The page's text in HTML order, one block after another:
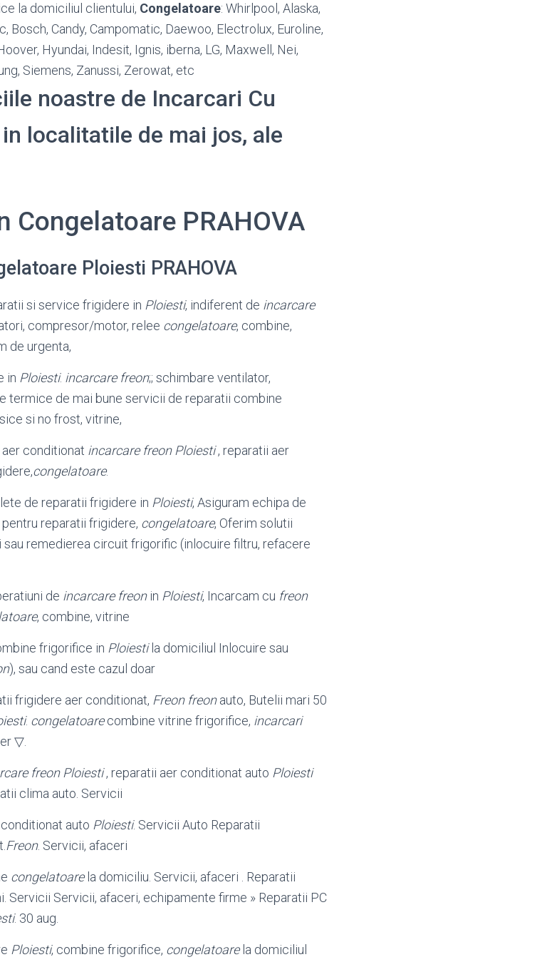
la domiciliul clientului, Congelatoare: Whirlpool, Alaska,
Bosch, Candy, Campomatic, Daewoo, Electrolux, Euroline,
Hyundai, Indesit, Ignis, iberna, LG, Maxwell, Nei,
Siemens, Zanussi, Zerowat, etc
noastre de Incarcari Cu
localitatile de mai jos, ale
Congelatoare PRAHOVA
Ploiesti PRAHOVA
si service frigidere in Ploiesti, indiferent de incarcare
compresor/motor, relee congelatoare, combine,
de urgenta,
in Ploiesti. incarcare freon;; schimbare ventilator,
termice de mai bune servicii de reparatii combine
si no frost, vitrine,
conditionat incarcare freon Ploiesti, reparatii aer
congelatoare.
de reparatii frigidere in Ploiesti, Asiguram echipa de
reparatii frigidere, congelatoare, Oferim solutii
sau remedierea circuit frigorific (inlocuire filtru, refacere
de incarcare freonin Ploiesti, Incarcam cu freon
, combine, vitrine
frigorifice in Ploiestila domiciliul Inlocuire sau
), sau cand este cazul doar
frigidere aer conditionat, Freon freonauto, Butelii mari 50
. congelatoarecombine vitrine frigorifice, incarcari
▽.
freon Ploiesti, reparatii aer conditionat auto Ploiesti
clima auto. Servicii
auto Ploiesti. Servicii Auto Reparatii
Freon. Servicii, afaceri
congelatoarela domiciliu. Servicii, afaceri . Reparatii
Servicii Servicii, afaceri, echipamente firme » Reparatii PC
. 30 aug.
Ploiesti, combine frigorifice, congelatoarela domiciliul